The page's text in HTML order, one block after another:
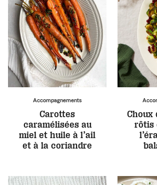
Accompagnements
Carottes
caramélisées au
miel et huile à l’ail
et à la coriandre
Choux
rôtis